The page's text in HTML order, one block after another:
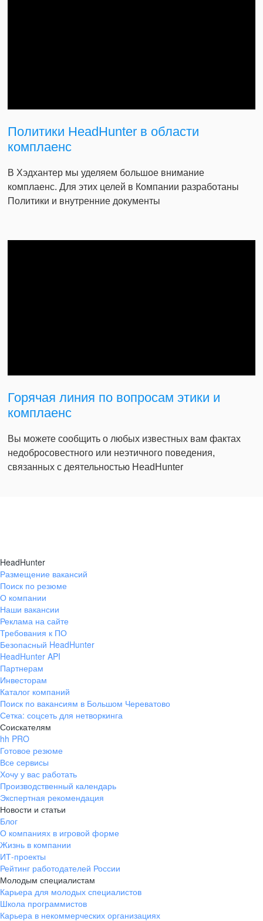
Политики HeadHunter в области
комплаенс
В Хэдхантер мы уделяем большое внимание
комплаенс. Для этих целей в Компании разработаны
Политики и внутренние документы
Горячая линия по вопросам этики и
комплаенс
Вы можете сообщить о любых известных вам фактах
недобросовестного или неэтичного поведения,
связанных с деятельностью HeadHunter
HeadHunter
Размещение вакансий
Поиск по резюме
О компании
Наши вакансии
Реклама на сайте
Требования к ПО
Безопасный HeadHunter
HeadHunter API
Партнерам
Инвесторам
Каталог компаний
Поиск по вакансиям в Большом Череватово
Сетка: соцсеть для нетворкинга
Соискателям
hh PRO
Готовое резюме
Все сервисы
Хочу у вас работать
Производственный календарь
Экспертная рекомендация
Новости и статьи
Блог
О компаниях в игровой форме
Жизнь в компании
ИТ-проекты
Рейтинг работодателей России
Молодым специалистам
Карьера для молодых специалистов
Школа программистов
Карьера в некоммерческих организациях